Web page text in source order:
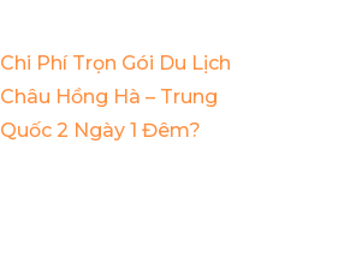
Chi Phí Trọn Gói Du Lịch
Châu Hồng Hà – Trung
Quốc 2 Ngày 1 Đêm?